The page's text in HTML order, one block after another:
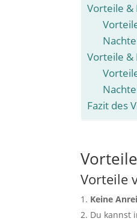
Vorteile &
Vorteile &
Fazit des
Vorteile
Keine
Du kannst